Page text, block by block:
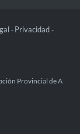
- Privacidad -
Provincial de A